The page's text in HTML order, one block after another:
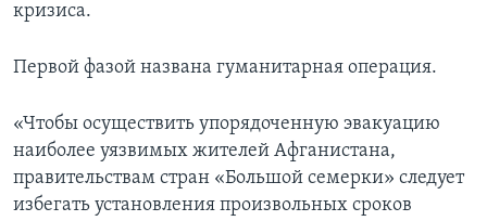
кризиса.
Первой фазой названа гуманитарная операция.
«Чтобы осуществить упорядоченную эвакуацию
наиболее уязвимых жителей Афганистана,
правительствам стран «Большой семерки» следует
избегать установления произвольных сроков